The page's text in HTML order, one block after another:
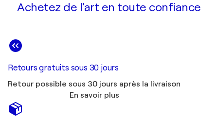
Achetez de l'art en toute confiance
Retours gratuits sous 30 jours
Retour possible sous 30 jours après la livraison
En savoir plus